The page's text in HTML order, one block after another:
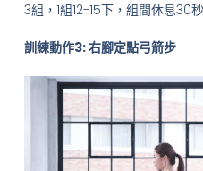
3組，1組12-15下，組間休息30秒
訓練動作3: 右腳定點弓箭步